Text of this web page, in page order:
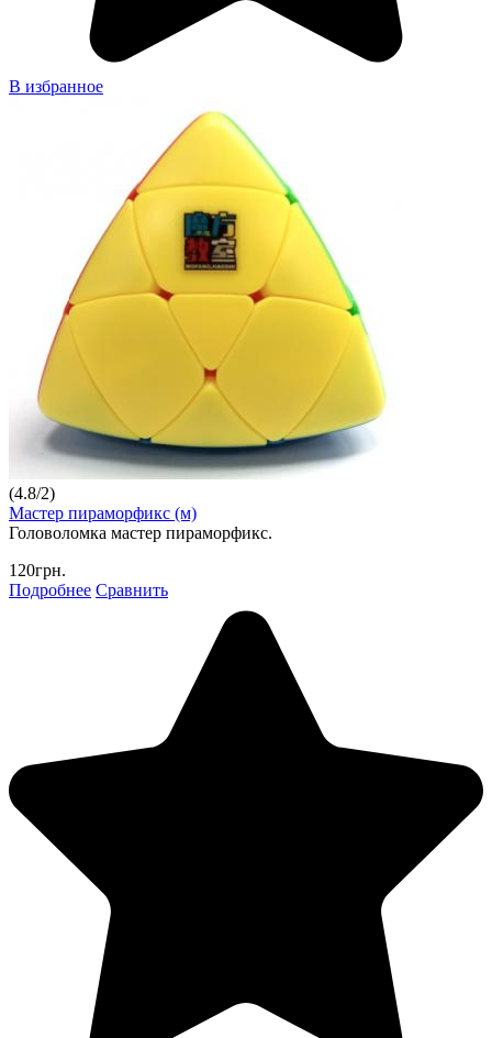
В избранное
(4.8/2)
Мастер пираморфикс (м)
Головоломка мастер пираморфикс.
120грн.
Подробнее Сравнить